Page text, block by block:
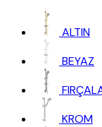
ALTIN
BEYAZ
KROM